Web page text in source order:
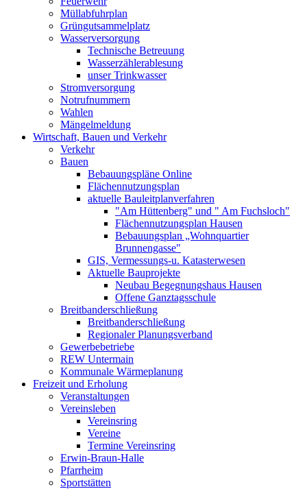
Müllabfuhrplan
Grüngutsammelplatz
Wasserversorgung
Technische Betreuung
Wasserzählerablesung
unser Trinkwasser
Stromversorgung
Notrufnummern
Wahlen
Mängelmeldung
Wirtschaft, Bauen und Verkehr
Verkehr
Bauen
Bebauungspläne Online
Flächennutzungsplan
aktuelle Bauleitplanverfahren
"Am Hüttenberg" und " Am Fuchsloch"
Flächennutzungsplan Hausen
Bebauungsplan „Wohnquartier
Brunnengasse"
GIS, Vermessungs-u. Katasterwesen
Aktuelle Bauprojekte
Neubau Begegnungshaus Hausen
Offene Ganztagsschule
Breitbanderschließung
Breitbanderschließung
Regionaler Planungsverband
Gewerbebetriebe
REW Untermain
Kommunale Wärmeplanung
Freizeit und Erholung
Veranstaltungen
Vereinsleben
Vereinsring
Vereine
Termine Vereinsring
Erwin-Braun-Halle
Pfarrheim
Sportstätten